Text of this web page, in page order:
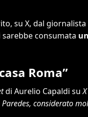
su X, dal
consumata
Roma”
di Aurelio Capaldi su
considerato